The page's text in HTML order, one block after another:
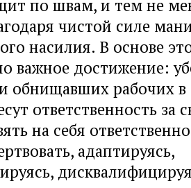
по швам, и тем не
чистой силе
насилия. В основе
важное достижение:
обнищавших рабочих в
ответственность за
на себя
адаптируясь,